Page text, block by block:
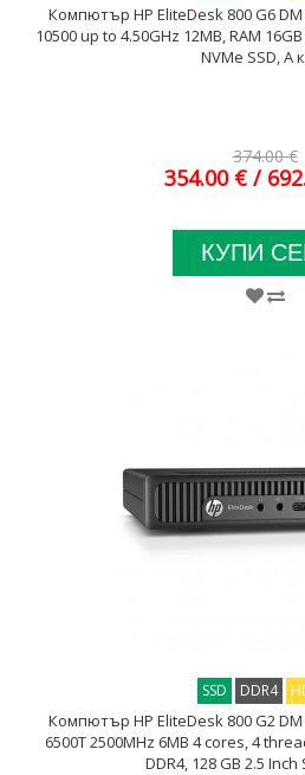
Компютър HP EliteDesk 800 G6
10500 up to 4.50GHz 12MB, RAM
NVMe SSD, A
374.00 €
354.00 € /
КУПИ
SSD DDR4
Компютър HP EliteDesk 800 G2
6500T 2500MHz 6MB 4 cores, 4
DDR4, 128 GB 2.5 Inch